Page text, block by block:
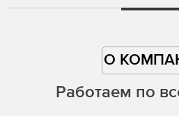
О
Работаем по